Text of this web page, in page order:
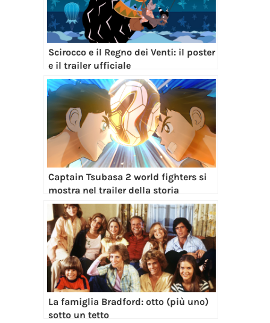
Scirocco e il Regno dei Venti: il poster
e il trailer ufficiale
Captain Tsubasa 2 world fighters si
mostra nel trailer della storia
La famiglia Bradford: otto (più uno)
sotto un tetto